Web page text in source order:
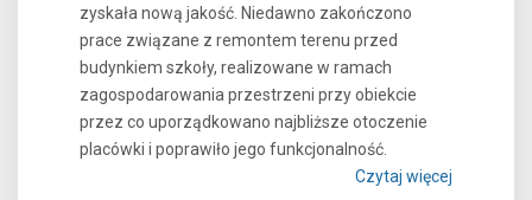
zyskała nową jakość. Niedawno zakończono
prace związane z remontem terenu przed
budynkiem szkoły, realizowane w ramach
zagospodarowania przestrzeni przy obiekcie
przez co uporządkowano najbliższe otoczenie
placówki i poprawiło jego funkcjonalność.
Czytaj więcej